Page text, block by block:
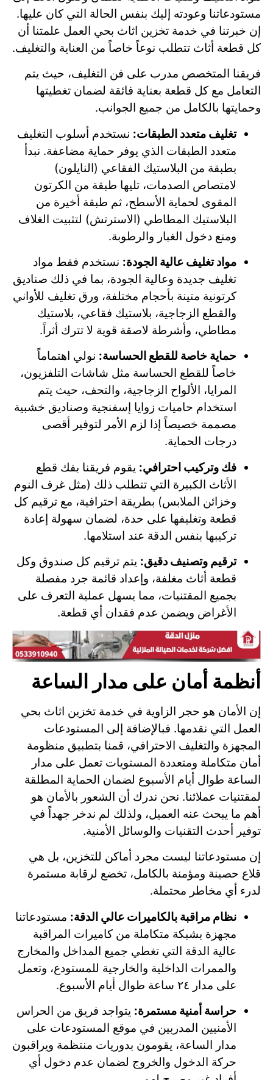
مستودعاتنا وعودته إليك بنفس الحالة التي كان عليها.
إن خبرتنا في خدمة تخزين اثاث بحي العمل علمتنا أن
كل قطعة أثاث تتطلب نوعاً خاصاً من العناية والتغليف.
فريقنا المتخصص مدرب على فن التغليف، حيث يتم
التعامل مع كل قطعة بعناية فائقة لضمان تغطيتها
وحمايتها بالكامل من جميع الجوانب.
تغليف متعدد الطبقات: نستخدم أسلوب التغليف
متعدد الطبقات الذي يوفر حماية مضاعفة. نبدأ
بطبقة من البلاستيك الفقاعي (النايلون)
لامتصاص الصدمات، تليها طبقة من الكرتون
المقوى لحماية الأسطح، ثم طبقة أخيرة من
البلاستيك المطاطي (الاسترتش) لتثبيت الغلاف
ومنع دخول الغبار والرطوبة.
مواد تغليف عالية الجودة: نستخدم فقط مواد
تغليف جديدة وعالية الجودة، بما في ذلك صناديق
كرتونية متينة بأحجام مختلفة، ورق تغليف للأواني
والقطع الزجاجية، بلاستيك فقاعي، بلاستيك
مطاطي، وأشرطة لاصقة قوية لا تترك أثراً.
حماية خاصة للقطع الحساسة: نولي اهتماماً
خاصاً للقطع الحساسة مثل شاشات التلفزيون،
المرايا، الألواح الزجاجية، والتحف، حيث يتم
استخدام حاميات زوايا إسفنجية وصناديق خشبية
مصممة خصيصاً إذا لزم الأمر لتوفير أقصى
درجات الحماية.
فك وتركيب احترافي: يقوم فريقنا بفك قطع
الأثاث الكبيرة التي تتطلب ذلك (مثل غرف النوم
وخزائن الملابس) بطريقة احترافية، مع ترقيم كل
قطعة وتغليفها على حدة، لضمان سهولة إعادة
تركيبها بنفس الدقة عند استلامها.
ترقيم وتصنيف دقيق: يتم ترقيم كل صندوق وكل
قطعة أثاث مغلفة، وإعداد قائمة جرد مفصلة
بجميع المقتنيات، مما يسهل عملية التعرف على
الأغراض ويضمن عدم فقدان أي قطعة.
أنظمة أمان على مدار الساعة
إن الأمان هو حجر الزاوية في خدمة تخزين اثاث بحي
العمل التي نقدمها. فبالإضافة إلى المستودعات
المجهزة والتغليف الاحترافي، قمنا بتطبيق منظومة
أمان متكاملة ومتعددة المستويات تعمل على مدار
الساعة طوال أيام الأسبوع لضمان الحماية المطلقة
لمقتنيات عملائنا. نحن ندرك أن الشعور بالأمان هو
أهم ما يبحث عنه العميل، ولذلك لم ندخر جهداً في
توفير أحدث التقنيات والوسائل الأمنية.
إن مستودعاتنا ليست مجرد أماكن للتخزين، بل هي
قلاع حصينة ومؤمنة بالكامل، تخضع لرقابة مستمرة
لدرء أي مخاطر محتملة.
نظام مراقبة بالكاميرات عالي الدقة: مستودعاتنا
مجهزة بشبكة متكاملة من كاميرات المراقبة
عالية الدقة التي تغطي جميع المداخل والمخارج
والممرات الداخلية والخارجية للمستودع، وتعمل
على مدار ٢٤ ساعة طوال أيام الأسبوع.
حراسة أمنية مستمرة: يتواجد فريق من الحراس
الأمنيين المدربين في موقع المستودعات على
مدار الساعة، يقومون بدوريات منتظمة ويراقبون
حركة الدخول والخروج لضمان عدم دخول أي